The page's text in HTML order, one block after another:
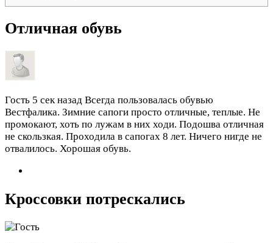
Отличная обувь
Гость 5 сек назад Всегда пользовалась обувью
Вестфалика. Зимние сапоги просто отличные, теплые. Не
промокают, хоть по лужам в них ходи. Подошва отличная
не скользкая. Проходила в сапогах 8 лет. Ничего нигде не
отвалилось. Хорошая обувь.
Кроссовки потрескались